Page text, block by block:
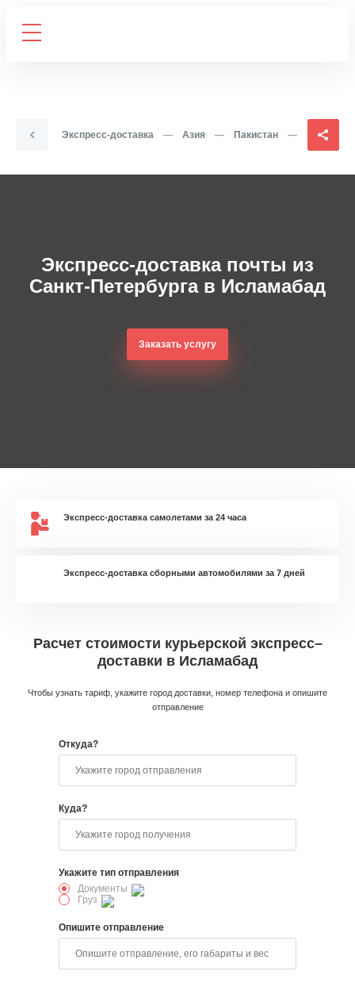
Экспресс-доставка — Азия — Пакистан —
Экспресс-доставка почты из
Санкт-Петербурга в Исламабад
Заказать услугу
Экспресс-доставка самолетами за 24 часа
Экспресс-доставка сборными автомобилями за 7 дней
Расчет стоимости курьерской экспресс–
доставки в Исламабад
Чтобы узнать тариф, укажите город доставки, номер телефона и опишите
отправление
Откуда?
Куда?
Укажите тип отправления
Документы
Груз
Опишите отправление